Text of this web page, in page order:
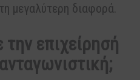
μεγαλύτερη διαφορά.
την επιχείρησή